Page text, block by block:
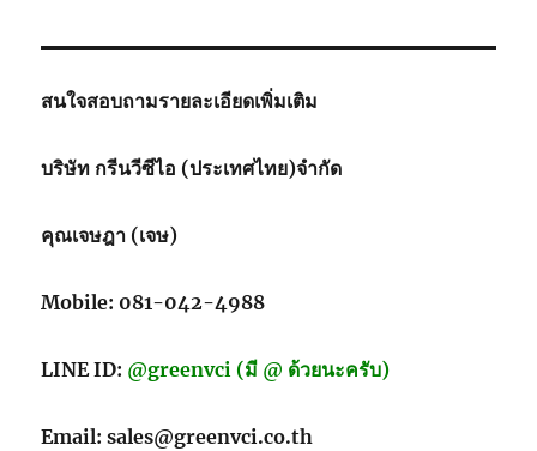
สนใจสอบถามรายละเอียดเพิ่มเติม
บริษัท กรีนวีซีไอ (ประเทศไทย)จำกัด
คุณเจษฎา (เจษ)
Mobile: 081-042-4988
LINE ID: @greenvci (มี @ ด้วยนะครับ)
Email: sales@greenvci.co.th